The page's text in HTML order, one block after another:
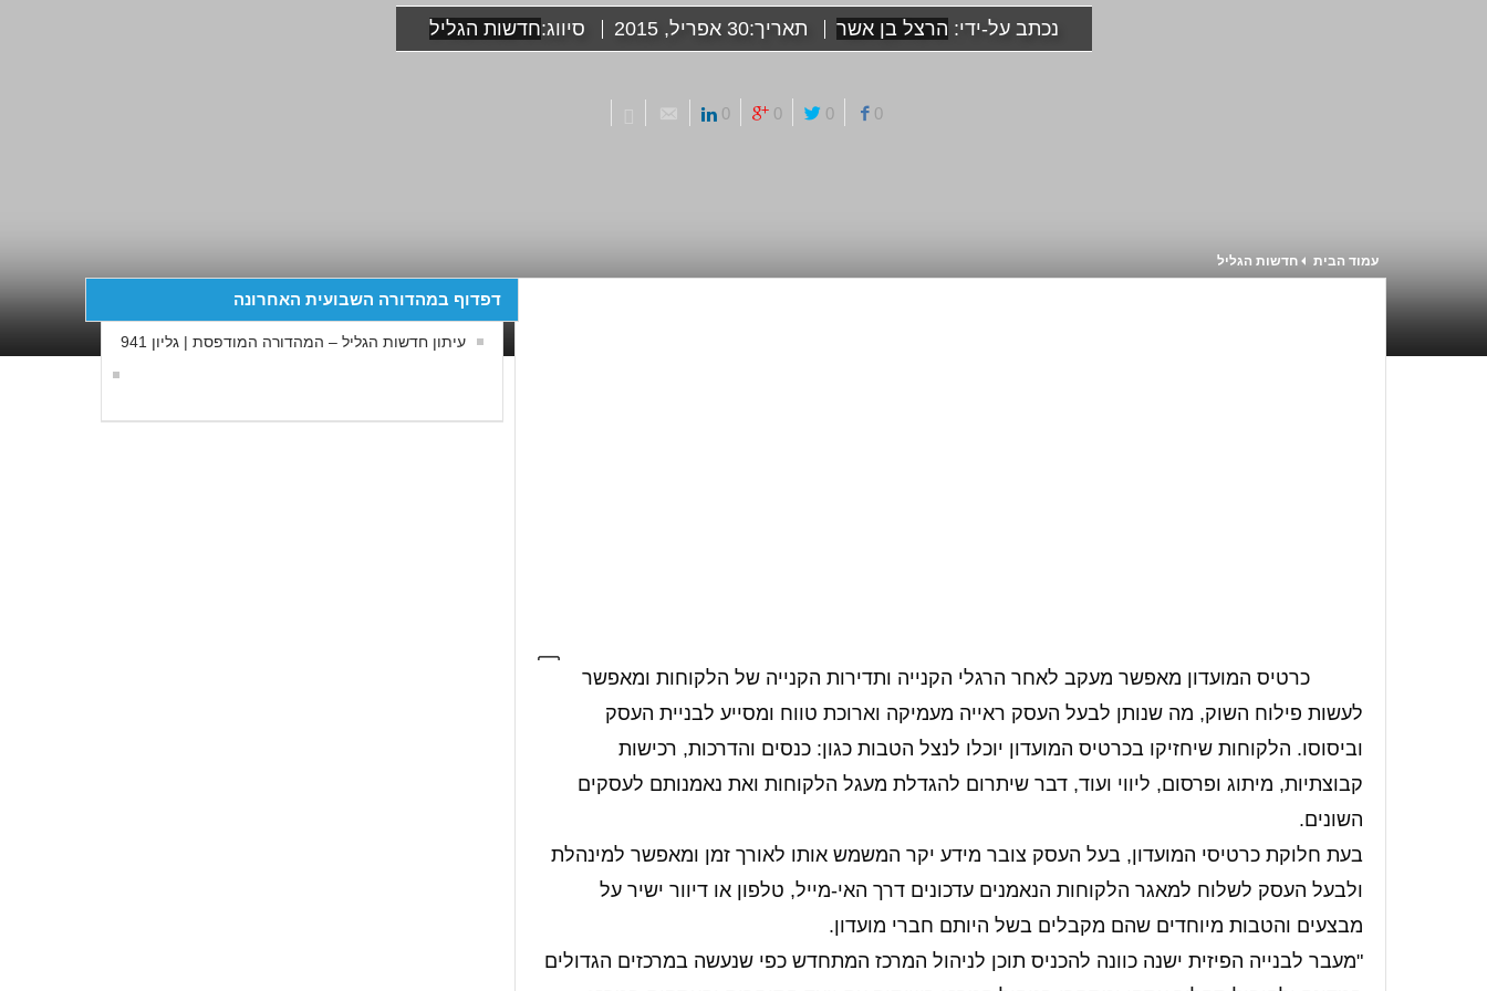
נכתב על-ידי: הרצל בן אשר תאריך:30 אפריל, 2015 סיווג:חדשות הגליל
0
0
0
0
עמוד הבית חדשות הגליל
כרטיס המועדון מאפשר מעקב לאחר הרגלי הקנייה ותדירות הקנייה של הלקוחות ומאפשר
לעשות פילוח השוק, מה שנותן לבעל העסק ראייה מעמיקה וארוכת טווח ומסייע לבניית העסק
וביסוסו. הלקוחות שיחזיקו בכרטיס המועדון יוכלו לנצל הטבות כגון: כנסים והדרכות, רכישות
קבוצתיות, מיתוג ופרסום, ליווי ועוד, דבר שיתרום להגדלת מעגל הלקוחות ואת נאמנותם לעסקים
השונים.
בעת חלוקת כרטיסי המועדון, בעל העסק צובר מידע יקר המשמש אותו לאורך זמן ומאפשר למינהלת
ולבעל העסק לשלוח למאגר הלקוחות הנאמנים עדכונים דרך האי-מייל, טלפון או דיוור ישיר על
מבצעים והטבות מיוחדים שהם מקבלים בשל היותם חברי מועדון.
"מעבר לבנייה הפיזית ישנה כוונה להכניס תוכן לניהול המרכז המתחדש כפי שנעשה במרכזים הגדולים
דפדוף במהדורה השבועית האחרונה
עיתון חדשות הגליל – המהדורה המודפסת | גליון 941